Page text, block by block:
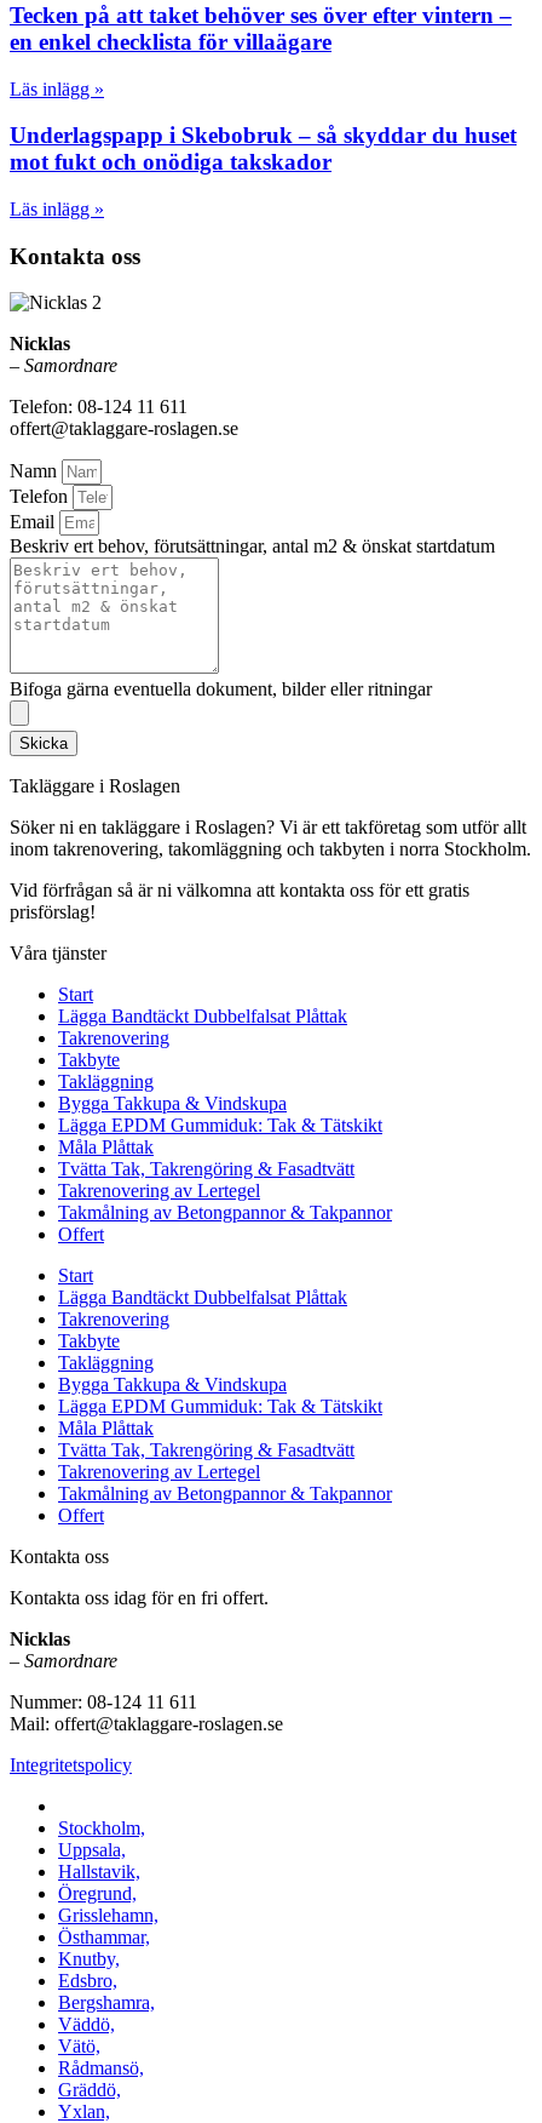
Tecken på att taket behöver ses över efter vintern –
en enkel checklista för villaägare
Läs inlägg »
Underlagspapp i Skebobruk – så skyddar du huset
mot fukt och onödiga takskador
Läs inlägg »
Kontakta oss
Nicklas
– Samordnare
Telefon: 08-124 11 611
offert@taklaggare-roslagen.se
Namn
Telefon
Email
Beskriv ert behov, förutsättningar, antal m2 & önskat startdatum
Bifoga gärna eventuella dokument, bilder eller ritningar
Skicka
Takläggare i Roslagen
Söker ni en takläggare i Roslagen? Vi är ett takföretag som utför allt
inom takrenovering, takomläggning och takbyten i norra Stockholm.
Vid förfrågan så är ni välkomna att kontakta oss för ett gratis
prisförslag!
Våra tjänster
Start
Lägga Bandtäckt Dubbelfalsat Plåttak
Takrenovering
Takbyte
Takläggning
Bygga Takkupa & Vindskupa
Lägga EPDM Gummiduk: Tak & Tätskikt
Måla Plåttak
Tvätta Tak, Takrengöring & Fasadtvätt
Takrenovering av Lertegel
Takmålning av Betongpannor & Takpannor
Offert
Start
Lägga Bandtäckt Dubbelfalsat Plåttak
Takrenovering
Takbyte
Takläggning
Bygga Takkupa & Vindskupa
Lägga EPDM Gummiduk: Tak & Tätskikt
Måla Plåttak
Tvätta Tak, Takrengöring & Fasadtvätt
Takrenovering av Lertegel
Takmålning av Betongpannor & Takpannor
Offert
Kontakta oss
Kontakta oss idag för en fri offert.
Nicklas
– Samordnare
Nummer: 08-124 11 611
Mail: offert@taklaggare-roslagen.se
Integritetspolicy
Stockholm,
Uppsala,
Hallstavik,
Öregrund,
Grisslehamn,
Östhammar,
Knutby,
Edsbro,
Bergshamra,
Väddö,
Vätö,
Rådmansö,
Gräddö,
Yxlan,